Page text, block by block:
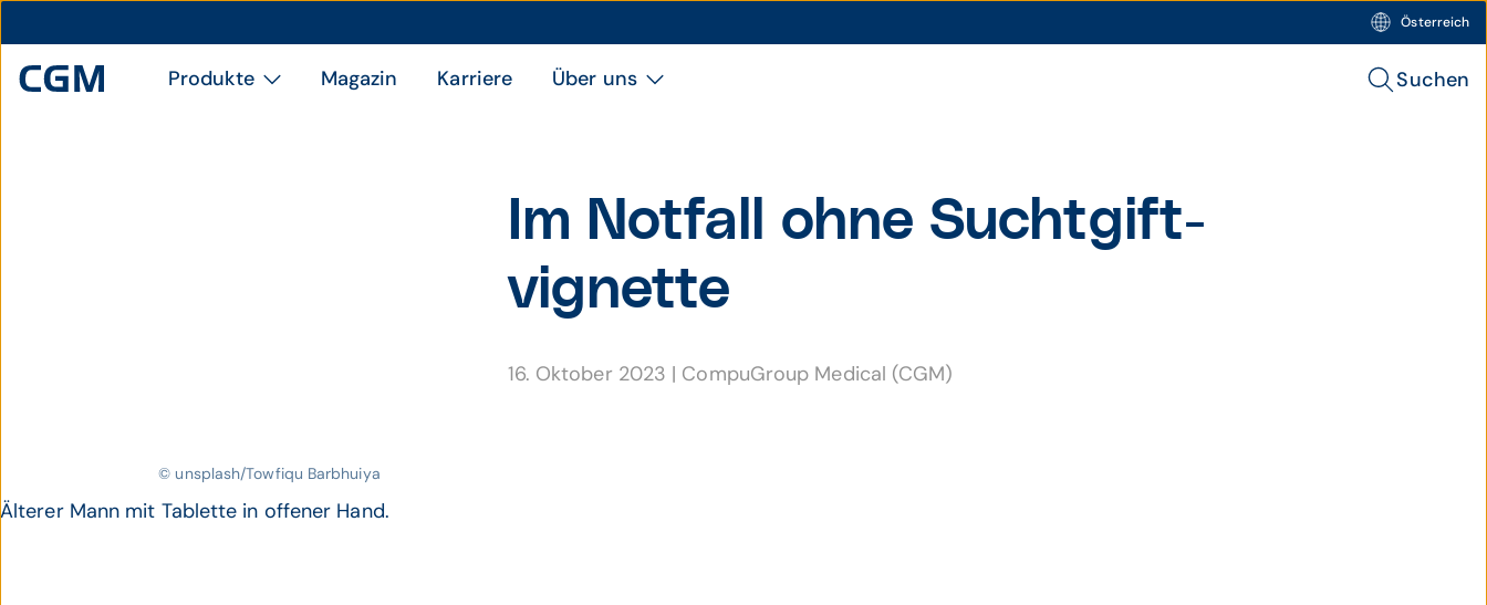
Österreich
Produkte Magazin Karriere Über uns Suchen
Im Notfall ohne Sucht­gift­
vignette
16. Oktober 2023 | CompuGroup Medical (CGM)
© unsplash/Towfiqu Barbhuiya
Älterer Mann mit Tablette in offener Hand.